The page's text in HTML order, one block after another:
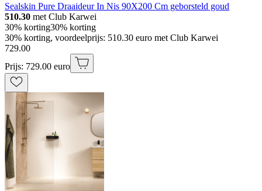
Sealskin Pure Draaideur In Nis 90X200 Cm geborsteld goud
510.30 met Club Karwei
30% korting30% korting
30% korting, voordeelprijs: 510.30 euro met Club Karwei
729.00
Prijs: 729.00 euro